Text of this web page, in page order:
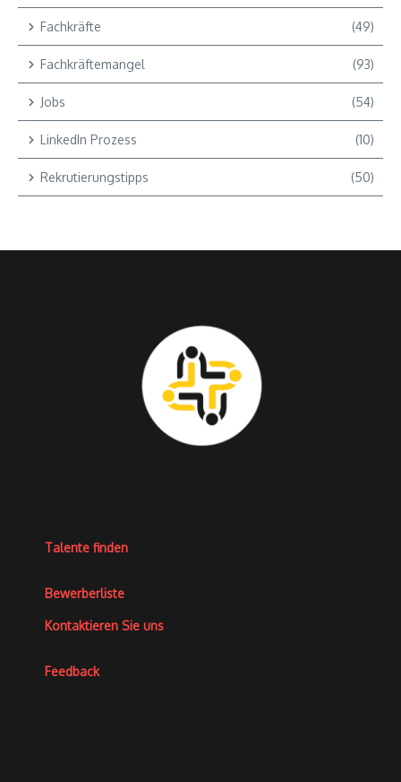
Fachkräfte (49)
Fachkräftemangel (93)
Jobs (54)
LinkedIn Prozess (10)
Rekrutierungstipps (50)
Talente finden
Bewerberliste
Kontaktieren Sie uns
Feedback